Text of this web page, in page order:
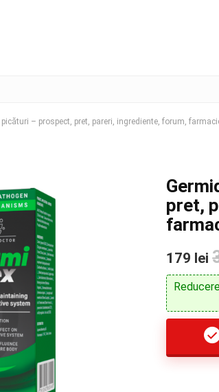
picături – prospect, pret, pareri, ingrediente, forum,
pret,
179 lei